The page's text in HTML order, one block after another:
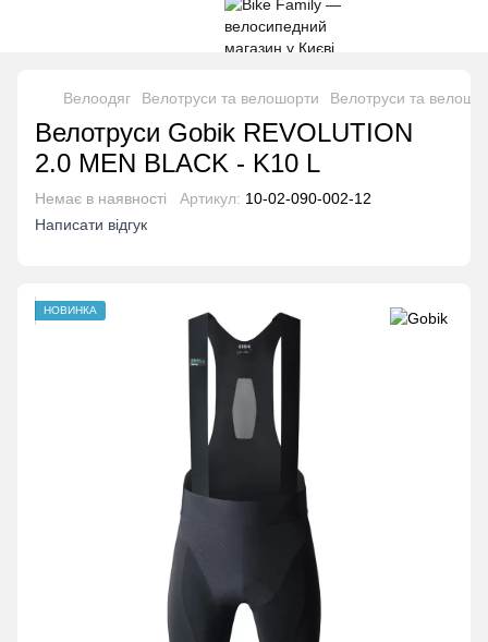
Велоодяг Велотруси та велошорти Велотруси та
Велотруси Gobik REVOLUTION
2.0 MEN BLACK - K10 L
Немає в наявності Артикул: 10-02-090-002-12
Написати відгук
НОВИНКА